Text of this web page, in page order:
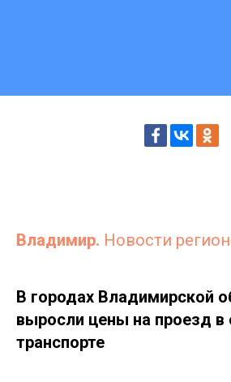
Владимир. Новости
В городах Владимирской
выросли цены на проезд
транспорте